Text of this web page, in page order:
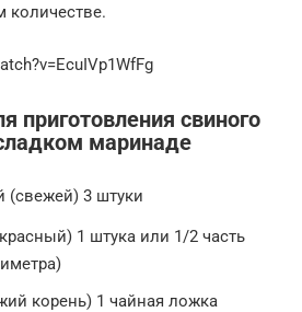
приготовления свиного
маринаде
(свежей) 3 штуки
1 штука или 1/2 часть
корень) 1 чайная ложка